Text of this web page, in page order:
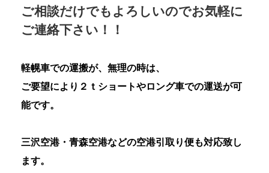
ご相談だけでもよろしいのでお気軽に
ご連絡下さい！！
軽幌車での運搬が、無理の時は、
ご要望により２ｔショートやロング車での運送が可
能です。
三沢空港・青森空港などの空港引取り便も対応致し
ます。